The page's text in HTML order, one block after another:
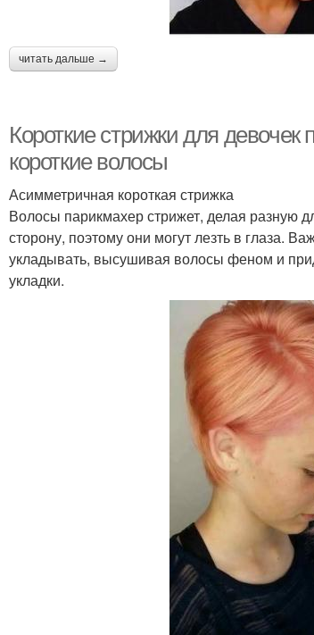
читать дальше →
Короткие стрижки для
короткие волосы
Асимметричная короткая стрижка
Волосы парикмахер стрижет, делая разную
сторону, поэтому они могут лезть в глаза.
укладывать, высушивая волосы феном и
укладки.